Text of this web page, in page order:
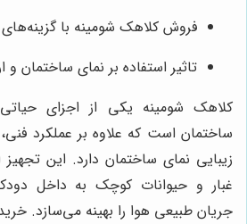
فروش کلاهک شومینه با
تاثیر استفاده بر نمای ساختمان و
کلاهک شومینه یکی از اجزای
ساختمان است که علاوه بر عملکرد
زیبایی نمای ساختمان دارد. این
غبار و حیوانات کوچک به داخل
جریان طبیعی هوا را بهینه می‌سازد.